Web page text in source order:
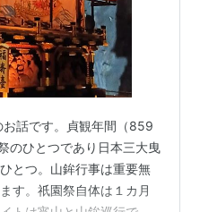
話です。貞観年間（859
のひとつであり日本三大曳
とつ。山鉾行事は重要無
す。祇園祭自体は１カ月